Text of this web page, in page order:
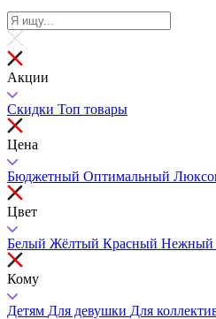
Акции
Скидки Топ товары
Цена
Бюджетный Оптимальный
Цвет
Белый Жёлтый Красный Нежный
Кому
Детям Для девушки Для